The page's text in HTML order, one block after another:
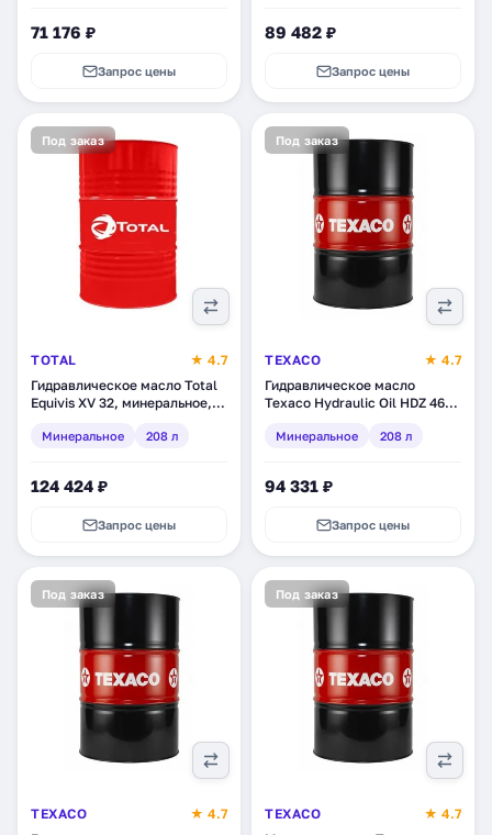
71 176 ₽
Запрос цены
89 482 ₽
Запрос цены
Под заказ
TOTAL
★ 4.7
Гидравлическое масло Total
Equivis XV 32, минеральное,
Минеральное 208 л
124 424 ₽
Запрос цены
Под заказ
TEXACO
★ 4.7
Гидравлическое масло
Texaco Hydraulic Oil HDZ 46,
(802897DEE)
Минеральное 208 л
94 331 ₽
Запрос цены
Под заказ
TEXACO
★ 4.7
Под заказ
TEXACO
★ 4.7